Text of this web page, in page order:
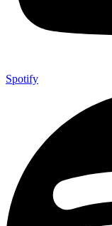
Spotify